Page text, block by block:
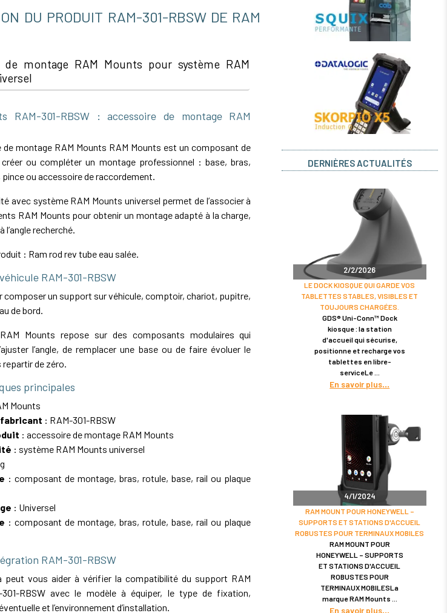
DU PRODUIT RAM-301-RBSW DE RAM
de montage RAM Mounts pour système RAM
RAM-301-RBSW : accessoire de montage RAM
de montage RAM Mounts RAM Mounts est un composant de
ou compléter un montage professionnel : base, bras,
pince ou accessoire de raccordement.
avec système RAM Mounts universel permet de l’associer à
RAM Mounts pour obtenir un montage adapté à la charge,
l’angle recherché.
: Ram rod rev tube eau salée.
RAM-301-RBSW
composer un support sur véhicule, comptoir, chariot, pupitre,
de bord.
Mounts repose sur des composants modulaires qui
l’angle, de remplacer une base ou de faire évoluer le
de zéro.
principales
Mounts
: RAM-301-RBSW
: accessoire de montage RAM Mounts
: système RAM Mounts universel
: composant de montage, bras, rotule, base, rail ou plaque
: Universel
: composant de montage, bras, rotule, base, rail ou plaque
RAM-301-RBSW
peut vous aider à vérifier la compatibilité du support RAM
301-RBSW avec le modèle à équiper, le type de fixation,
et l’environnement d’installation.
DERNIÈRES ACTUALITÉS
2/2/2026
LE DOCK KIOSQUE QUI GARDE VOS
TABLETTES STABLES, VISIBLES ET
TOUJOURS CHARGÉES.
GDS® Uni-Conn™ Dock
kiosque : la station
d'accueil qui sécurise,
positionne et recharge vos
tablettes en libre-
serviceLe
En savoir plus
4/1/2024
RAM MOUNT POUR HONEYWELL –
SUPPORTS ET STATIONS D'ACCUEIL
ROBUSTES POUR TERMINAUX MOBILES
RAM MOUNT POUR
HONEYWELL – SUPPORTS
ET STATIONS D'ACCUEIL
ROBUSTES POUR
TERMINAUX MOBILESLa
marque RAM Mounts
En savoir plus